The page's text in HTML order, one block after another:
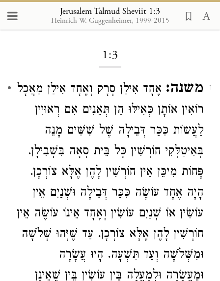
Jerusalem Talmud Sheviit 1:3
Heinrich W. Guggenheimer, 1999-2015
Loading...
1:3
1 משנה: אֶחָד אִילַן סְרָק וְאֶחָד אִילַן מַאֲכָל
רוֹאִין אוֹתָן כְּאִילּוּ הֵן תְּאֵנִים אִם רְאוּיִין
לַעֲשוֹת כִּכַּר דְּבֵילָה שֶׁל שִׁשִּׁים מָנֵה
בְּאִיטַלְּקִי חוֹרְשִׁין כָּל בֵּית סְאָה בִּשְׁבִילָן.
פָּחוֹת מִיכֵּן אֵין חוֹרְשִׁין לָהֶן אֶלָּא צוֹרְכָן.
הָיָה אֶחָד עוֹשֶׂה כִּכַּר דְּבֵילָה וּשְׁנַיִם אֵין
עוֹשִׂין אוֹ שְׁנַיִם עוֹשִׂין וְאֶחָד אֵינוֹ עוֹשֶׂה אֵין
חוֹרְשִׁין לָהֶן אֶלָּא צוֹרְכָן. עַד שֶׁיְּהוּ שְׁלֹשָׁה
וּמִשְּׁלֹשָׁה וְעַד תִּשְׁעָה. הָיוּ עֲשָׂרָה
וּמֵעֲשָׂרָה וּלְמַעֲלָה בֵּין עוֹשִׂין בֵּין שֶׁאֵינָן